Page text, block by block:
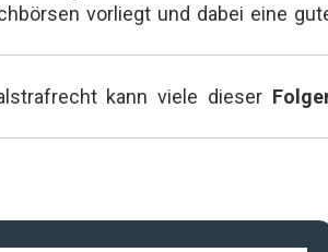
vorliegt und dabei eine
kann viele dieser